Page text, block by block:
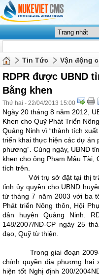
Tin Tức Vận động
RDPR được UBND
Bằng khen
Thứ hai - 22/04/2013 15:00
Ngày 20 tháng 8 năm 2012,
Khen cho Quỹ Phát Triển
Quảng Ninh vì “thành tích
triển khai thực hiện các dự án
phương”. Cùng ngày, UBND
khen cho ông Phạm Mậu Tài,
tích trên.
Với trụ sở đặt tại thị trấn
tỉnh ủy quyền cho UBND
từ tháng 7 năm 2003 với ba
Phát triển Nông thôn, Hội
dân huyện Quảng Ninh.
148/2007/NĐ-CP ngày 25
đạo, Quỹ từ thiện.
Trong giai đoạn 2009-
chính quyền địa phương hai
hiện tốt Nghị định 200/